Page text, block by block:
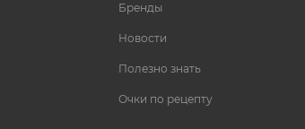
Бренды
Новости
Полезно знать
Очки по рецепту